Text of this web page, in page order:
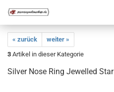
« zurück
weiter »
3 Artikel in dieser Kategorie
Silver Nose Ring Jewelled Star